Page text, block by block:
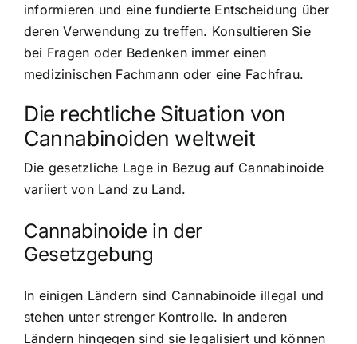
informieren und eine fundierte Entscheidung über
deren Verwendung zu treffen. Konsultieren Sie
bei Fragen oder Bedenken immer einen
medizinischen Fachmann oder eine Fachfrau.
Die rechtliche Situation von
Cannabinoiden weltweit
Die gesetzliche Lage in Bezug auf Cannabinoide
variiert von Land zu Land.
Cannabinoide in der
Gesetzgebung
In einigen Ländern sind Cannabinoide illegal und
stehen unter strenger Kontrolle. In anderen
Ländern hingegen sind sie legalisiert und können